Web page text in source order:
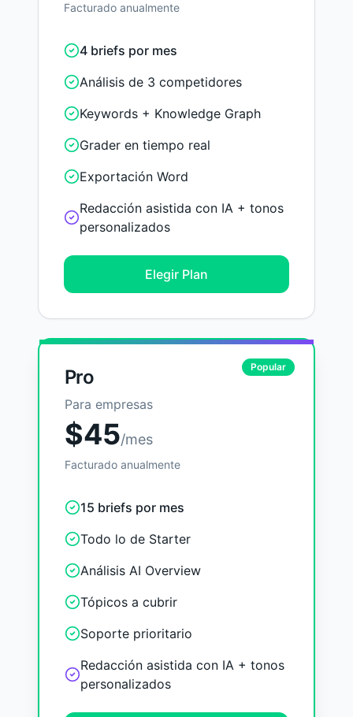
Facturado anualmente
4 briefs por mes
Análisis de 3 competidores
Keywords + Knowledge Graph
Grader en tiempo real
Exportación Word
Redacción asistida con IA + tonos
personalizados
Elegir Plan
Popular
Pro
Para empresas
$45/mes
Facturado anualmente
15 briefs por mes
Todo lo de Starter
Análisis AI Overview
Tópicos a cubrir
Soporte prioritario
Redacción asistida con IA + tonos
personalizados